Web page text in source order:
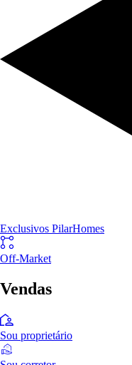
Exclusivos PilarHomes
Off-Market
Vendas
Sou proprietário